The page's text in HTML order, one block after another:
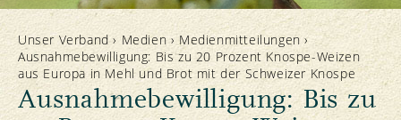
Unser Verband› Medien ›Medienmitteilungen ›
Ausnahmebewilligung: Bis zu 20 Prozent Knospe-Weizen
aus Europa in Mehl und Brot mit der Schweizer Knospe
Ausnahmebewilligung: Bis zu